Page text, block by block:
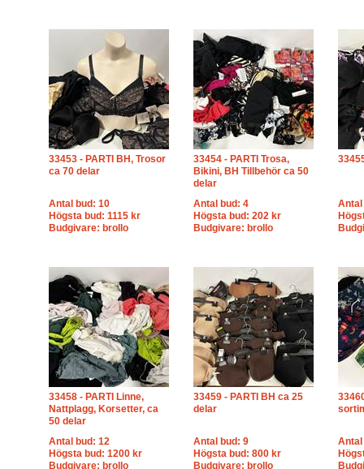
33453 - PARTI BH, Trosor
ca 70 delar
Antal bud: 10
Högsta bud: 1115 kr
Budgivare: brollo
33454 - PARTI Trosa,
Bikini, BH Tillbehör ca 50
delar
Antal bud: 4
Högsta bud: 202 kr
Budgivare: brollo
Antal
33458 - PARTI Linne,
Nattplagg, Korsetter, ca
50 delar
Antal bud: 12
Högsta bud: 1200 kr
Budgivare: brollo
33459 - PARTI BH ca 25
delar
Antal bud: 9
Högsta bud: 800 kr
Budgivare: brollo
Antal